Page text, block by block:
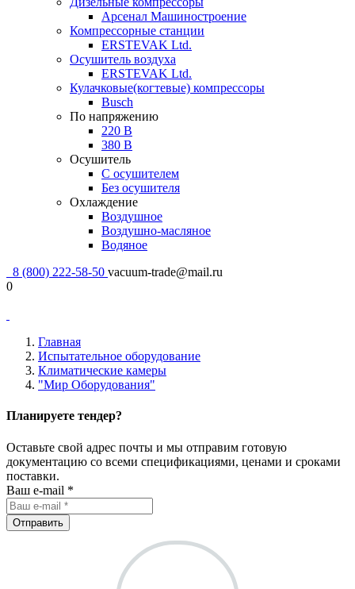
Арсенал Машиностроение
Компрессорные станции
ERSTEVAK Ltd.
Осушитель воздуха
ERSTEVAK Ltd.
Кулачковые(когтевые) компрессоры
Busch
По напряжению
220 В
380 В
Осушитель
С осушителем
Без осушителя
Охлаждение
Воздушное
Воздушно-масляное
Водяное
8 (800) 222-58-50 vacuum-trade@mail.ru
0
Главная
Испытательное оборудование
Климатические камеры
"Мир Оборудования"
Планируете тендер?
Оставьте свой адрес почты и мы отправим готовую
документацию со всеми спецификациями, ценами и сроками
поставки.
Ваш e-mail *
Отправить